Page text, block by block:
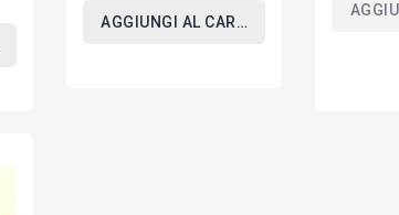
AGGIUNGI AL CARRELLO